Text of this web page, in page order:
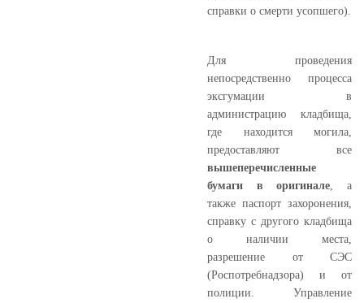
справки о смерти усопшего).
Для проведения
непосредственно процесса
эксгумации в
администрацию кладбища,
где находится могила,
предоставляют все
вышеперечисленные
бумаги в оригинале , а
также паспорт захоронения,
справку с другого кладбища
о наличии места,
разрешение от СЭС
(Роспотребнадзора) и от
полиции. Управление